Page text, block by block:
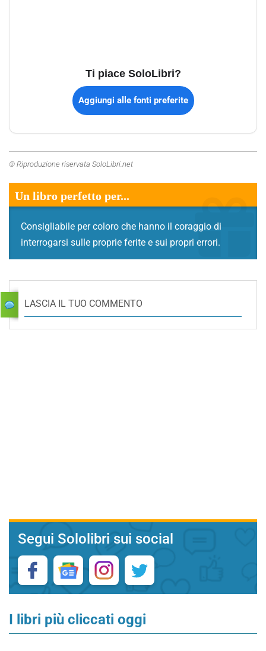
Ti piace SoloLibri?
Aggiungi alle fonti preferite
© Riproduzione riservata SoloLibri.net
Un libro perfetto per...
Consigliabile per coloro che hanno il coraggio di
interrogarsi sulle proprie ferite e sui propri errori.
LASCIA IL TUO COMMENTO
Segui Sololibri sui social
I libri più cliccati oggi